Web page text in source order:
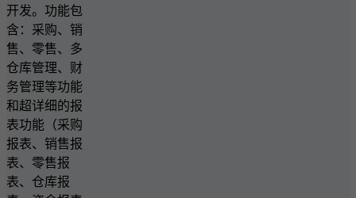
开发。功能包
含：采购、销
售、零售、多
仓库管理、财
务管理等功能
和超详细的报
表功能（采购
报表、销售报
表、零售报
表、仓库报